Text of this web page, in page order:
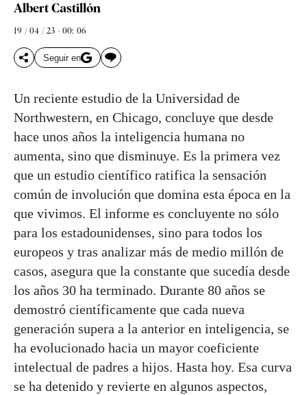
Albert Castillón
19 / 04 / 23 - 00: 06
Seguir en
Un reciente estudio de la Universidad de
Northwestern, en Chicago, concluye que desde
hace unos años la inteligencia humana no
aumenta, sino que disminuye. Es la primera vez
que un estudio científico ratifica la sensación
común de involución que domina esta época en la
que vivimos. El informe es concluyente no sólo
para los estadounidenses, sino para todos los
europeos y tras analizar más de medio millón de
casos, asegura que la constante que sucedía desde
los años 30 ha terminado. Durante 80 años se
demostró científicamente que cada nueva
generación supera a la anterior en inteligencia, se
ha evolucionado hacia un mayor coeficiente
intelectual de padres a hijos. Hasta hoy. Esa curva
se ha detenido y revierte en algunos aspectos,